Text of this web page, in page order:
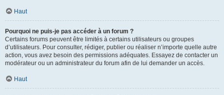
Haut
Pourquoi ne puis-je pas accéder à un forum ?
Certains forums peuvent être limités à certains utilisateurs ou groupes
d’utilisateurs. Pour consulter, rédiger, publier ou réaliser n’importe quelle autre
action, vous avez besoin des permissions adéquates. Essayez de contacter un
modérateur ou un administrateur du forum afin de lui demander un accès.
Haut